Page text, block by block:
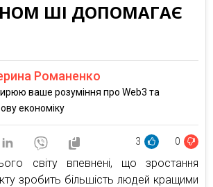
ШІ ДОПОМАГАЄ
Романенко
ваше розуміння про Web3 та
економіку
3 0
світу впевнені, що зростання
зробить більшість людей кращими